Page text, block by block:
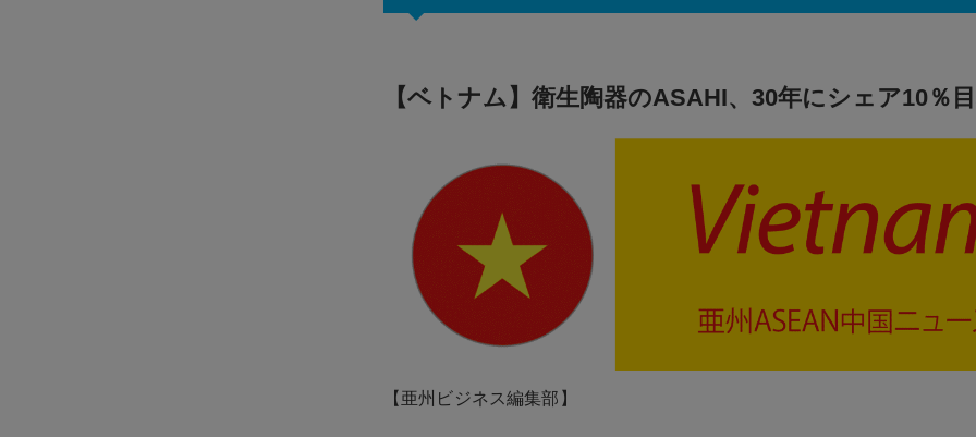
【ベトナム】衛生陶器のASAHI、30年にシェア10％
【亜州ビジネス編集部】